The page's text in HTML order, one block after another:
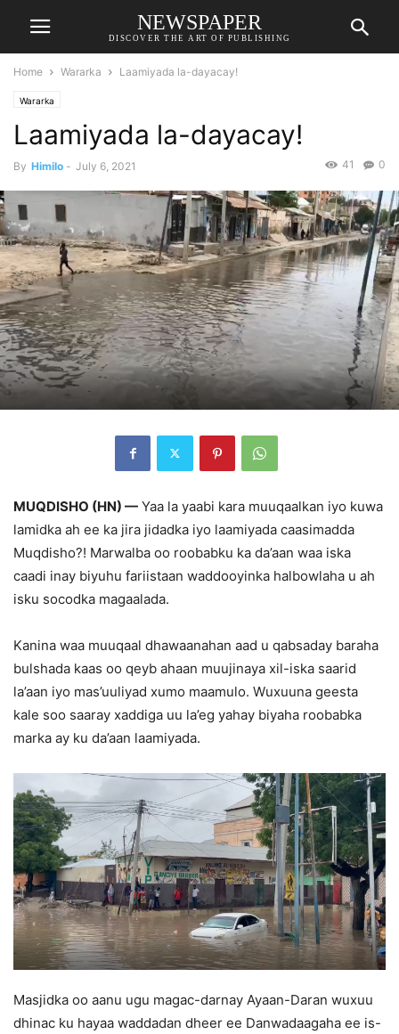
NEWSPAPER
DISCOVER THE ART OF PUBLISHING
Home Wararka Laamiyada la-dayacay!
Wararka
Laamiyada la-dayacay!
By Himilo - July 6, 2021 0
41
MUQDISHO (HN) — Yaa la yaabi kara muuqaalkan iyo kuwa
lamidka ah ee ka jira jidadka iyo laamiyada caasimadda
Muqdisho?! Marwalba oo roobabku ka da’aan waa iska
caadi inay biyuhu fariistaan waddooyinka halbowlaha u ah
isku socodka magaalada.
Kanina waa muuqaal dhawaanahan aad u qabsaday baraha
bulshada kaas oo qeyb ahaan muujinaya xil-iska saarid
la’aan iyo mas’uuliyad xumo maamulo. Wuxuuna geesta
kale soo saaray xaddiga uu la’eg yahay biyaha roobabka
marka ay ku da’aan laamiyada.
Masjidka oo aanu ugu magac-darnay Ayaan-Daran wuxuu
dhinac ku hayaa waddadan dheer ee Danwadaagaha ee is-